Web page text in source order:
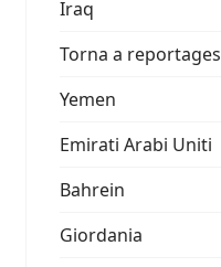
Iraq
Torna a reportages
Yemen
Emirati Arabi Uniti
Bahrein
Giordania